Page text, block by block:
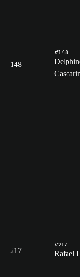
148
#148
217
#217
Rafael